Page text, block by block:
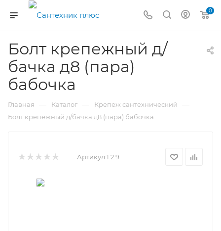
0
Болт крепежный д/
бачка д8 (пара)
бабочка
Главная — Каталог — Крепеж сантехнический —
Болт крепежный д/бачка д8 (пара) бабочка
Артикул:1.2.9.